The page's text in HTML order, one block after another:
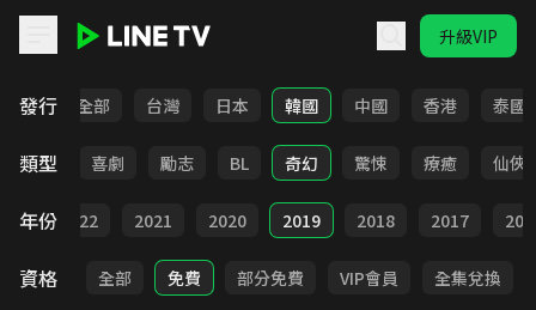
升級VIP
發行 全部 台灣 日本 韓國 中國 香港 泰國
類型
懸疑 喜劇 勵志 BL 奇幻 驚悚 療癒 仙俠
年份 2022 2021 2020 2019 2018 2017
資格 全部 免費 部分免費 VIP會員 全集兌換